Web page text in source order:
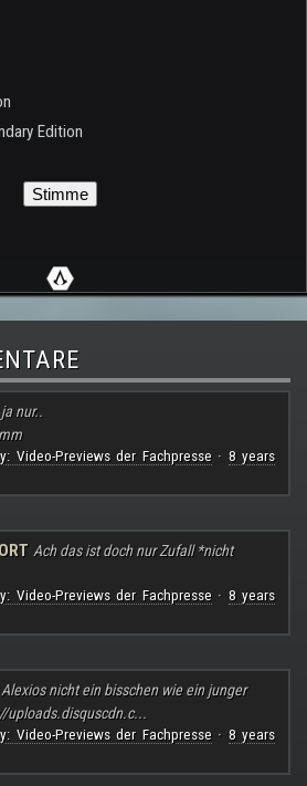
Edition
nur..
Video-Previews der Fachpresse· 8 years
Ach das ist doch nur Zufall *nicht
Video-Previews der Fachpresse· 8 years
nicht ein bisschen wie ein junger
uploads.disquscdn.c...
Video-Previews der Fachpresse· 8 years